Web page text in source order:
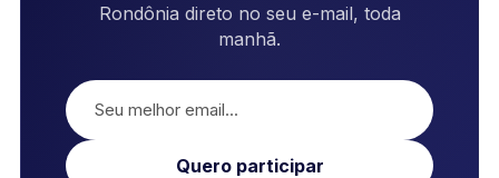
Rondônia direto no seu e-mail, toda
manhã.
Quero participar